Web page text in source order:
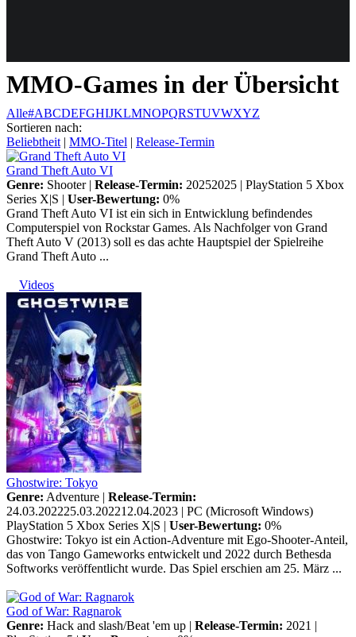
Follow us
Anmelden
MMO-Games in der Übersicht
Alle#ABCDEFGHIJKLMNOPQRSTUVWXYZ
Sortieren nach:
Beliebtheit | MMO-Titel | Release-Termin
Grand Theft Auto VI
Genre: Shooter | Release-Termin: 20252025 | PlayStation 5 Xbox
Series X|S | User-Bewertung: 0%
Grand Theft Auto VI ist ein sich in Entwicklung befindendes
Computerspiel von Rockstar Games. Als Nachfolger von Grand
Theft Auto V (2013) soll es das achte Hauptspiel der Spielreihe
Grand Theft Auto ...
Videos
Ghostwire: Tokyo
Genre: Adventure | Release-Termin:
24.03.202225.03.202212.04.2023 | PC (Microsoft Windows)
PlayStation 5 Xbox Series X|S | User-Bewertung: 0%
Ghostwire: Tokyo ist ein Action-Adventure mit Ego-Shooter-Anteil,
das von Tango Gameworks entwickelt und 2022 durch Bethesda
Softworks veröffentlicht wurde. Das Spiel erschien am 25. März ...
God of War: Ragnarok
Genre: Hack and slash/Beat 'em up | Release-Termin: 2021 |